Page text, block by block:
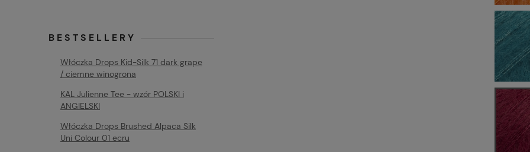
BESTSELLERY
Włóczka Drops Kid-Silk 71 dark grape
/ ciemne winogrona
KAL Julienne Tee - wzór POLSKI i
ANGIELSKI
Włóczka Drops Brushed Alpaca Silk
Uni Colour 01 ecru